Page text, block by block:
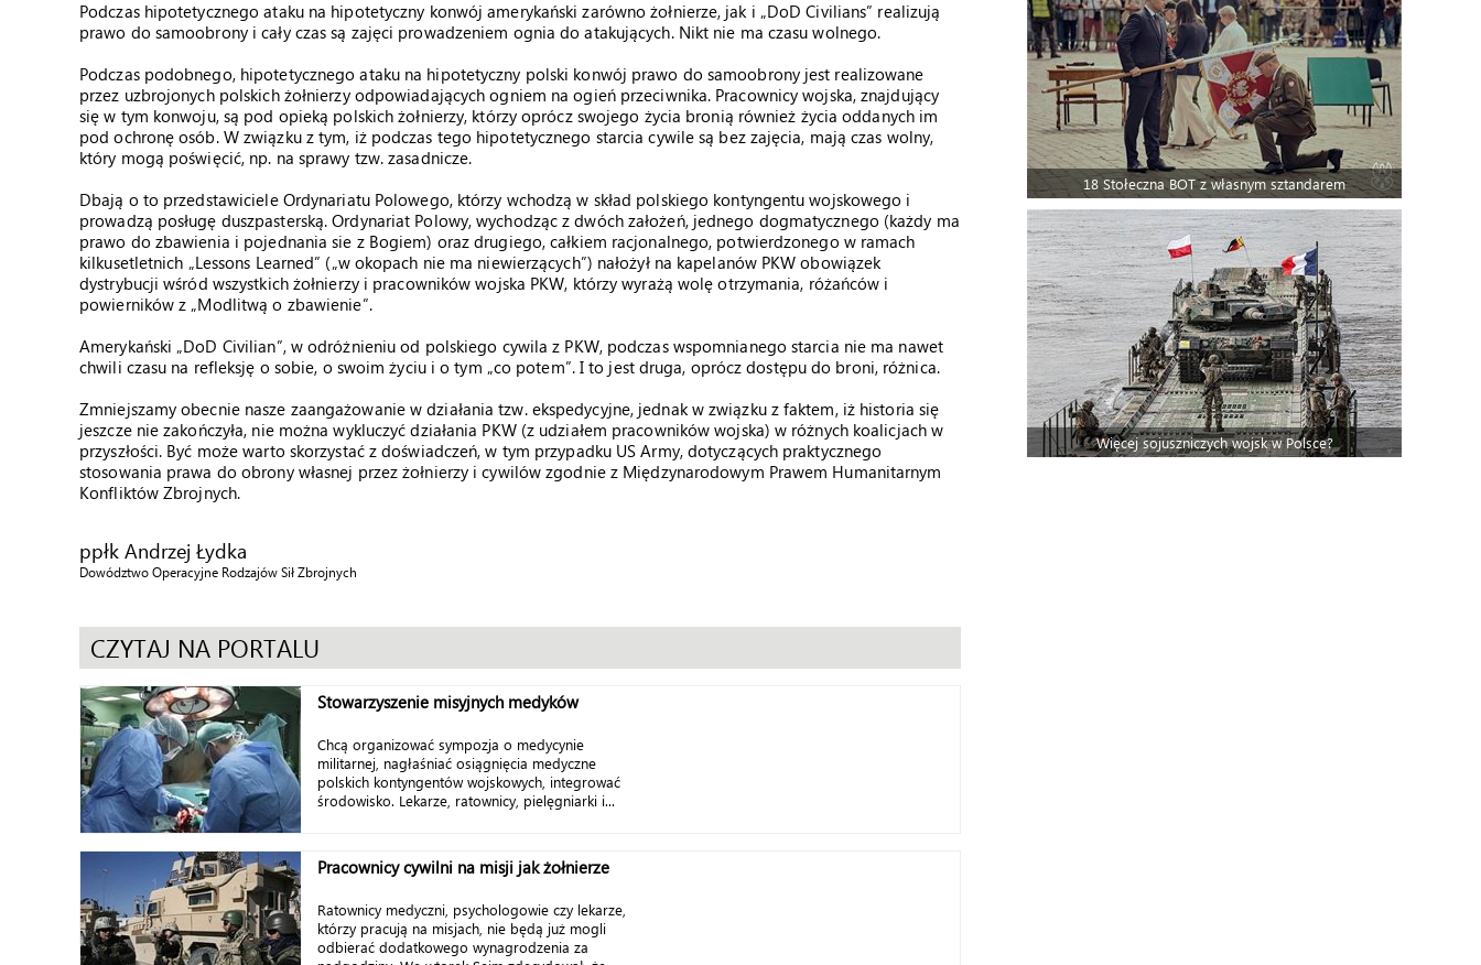
Podczas hipotetycznego ataku na hipotetyczny konwój amerykański zarówno żołnierze, jak i „DoD Civilians” realizują
prawo do samoobrony i cały czas są zajęci prowadzeniem ognia do atakujących. Nikt nie ma czasu wolnego.
Podczas podobnego, hipotetycznego ataku na hipotetyczny polski konwój prawo do samoobrony jest realizowane
przez uzbrojonych polskich żołnierzy odpowiadających ogniem na ogień przeciwnika. Pracownicy wojska, znajdujący
się w tym konwoju, są pod opieką polskich żołnierzy, którzy oprócz swojego życia bronią również życia oddanych im
pod ochronę osób. W związku z tym, iż podczas tego hipotetycznego starcia cywile są bez zajęcia, mają czas wolny,
który mogą poświęcić, np. na sprawy tzw. zasadnicze.
Dbają o to przedstawiciele Ordynariatu Polowego, którzy wchodzą w skład polskiego kontyngentu wojskowego i
prowadzą posługę duszpasterską. Ordynariat Polowy, wychodząc z dwóch założeń, jednego dogmatycznego (każdy ma
prawo do zbawienia i pojednania sie z Bogiem) oraz drugiego, całkiem racjonalnego, potwierdzonego w ramach
kilkusetletnich „Lessons Learned” („w okopach nie ma niewierzących”) nałożył na kapelanów PKW obowiązek
dystrybucji wśród wszystkich żołnierzy i pracowników wojska PKW, którzy wyrażą wolę otrzymania, różańców i
powierników z „Modlitwą o zbawienie”.
Amerykański „DoD Civilian”, w odróżnieniu od polskiego cywila z PKW, podczas wspomnianego starcia nie ma nawet
chwili czasu na refleksję o sobie, o swoim życiu i o tym „co potem”. I to jest druga, oprócz dostępu do broni, różnica.
Zmniejszamy obecnie nasze zaangażowanie w działania tzw. ekspedycyjne, jednak w związku z faktem, iż historia się
jeszcze nie zakończyła, nie można wykluczyć działania PKW (z udziałem pracowników wojska) w różnych koalicjach w
przyszłości. Być może warto skorzystać z doświadczeń, w tym przypadku US Army, dotyczących praktycznego
stosowania prawa do obrony własnej przez żołnierzy i cywilów zgodnie z Międzynarodowym Prawem Humanitarnym
Konfliktów Zbrojnych.
ppłk Andrzej Łydka
Dowództwo Operacyjne Rodzajów Sił Zbrojnych
CZYTAJ NA PORTALU
Stowarzyszenie misyjnych medyków
Chcą organizować sympozja o medycynie
militarnej, nagłaśniać osiągnięcia medyczne
polskich kontyngentów wojskowych, integrować
środowisko. Lekarze, ratownicy, pielęgniarki i...
Pracownicy cywilni na misji jak żołnierze
Ratownicy medyczni, psychologowie czy lekarze,
którzy pracują na misjach, nie będą już mogli
odbierać dodatkowego wynagrodzenia za
18 Stołeczna BOT z własnym sztandarem
Więcej sojuszniczych wojsk w Polsce?